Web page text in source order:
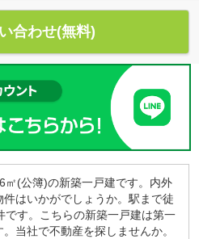
合わせ(無料)
㎡(公簿)の新築一戸建です。内外
はいかがでしょうか。駅まで徒
す。こちらの新築一戸建は第一
当社で不動産を探しませんか。